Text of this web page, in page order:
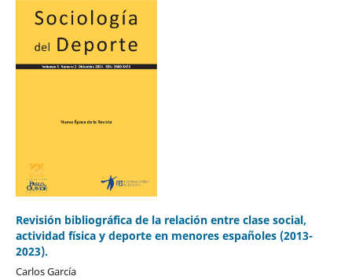
Revisión bibliográfica de la relación entre clase social,
actividad física y deporte en menores españoles (2013-
2023).
Carlos García